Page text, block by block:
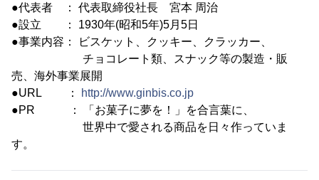
●代表者 ： 代表取締役社長 宮本 周治
●設立 ： 1930年(昭和5年)5月5日
●事業内容： ビスケット、クッキー、クラッカー、
チョコレート類、スナック等の製造・販
売、海外事業展開
●URL ：
http://www.ginbis.co.jp
●PR ： 「お菓子に夢を！」を合言葉に、
世界中で愛される商品を日々作っていま
す。